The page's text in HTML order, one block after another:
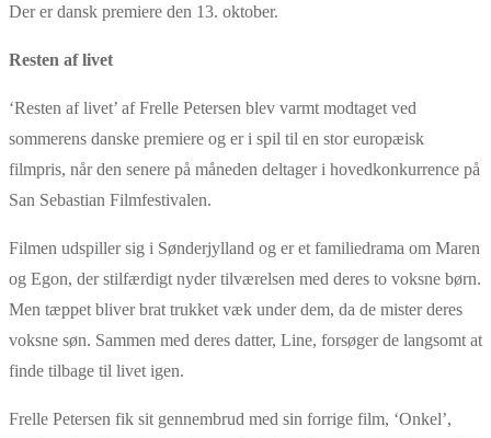
Der er dansk premiere den 13. oktober.
Resten af livet
‘Resten af livet’ af Frelle Petersen blev varmt modtaget ved
sommerens danske premiere og er i spil til en stor europæisk
filmpris, når den senere på måneden deltager i hovedkonkurrence på
San Sebastian Filmfestivalen.
Filmen udspiller sig i Sønderjylland og er et familiedrama om Maren
og Egon, der stilfærdigt nyder tilværelsen med deres to voksne børn.
Men tæppet bliver brat trukket væk under dem, da de mister deres
voksne søn. Sammen med deres datter, Line, forsøger de langsomt at
finde tilbage til livet igen.
Frelle Petersen fik sit gennembrud med sin forrige film, ‘Onkel’,